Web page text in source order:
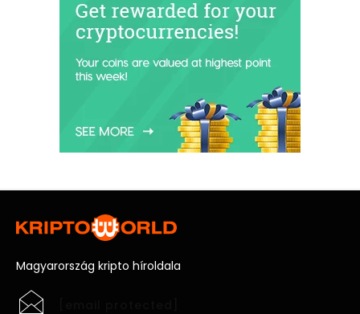
Magyarország kripto híroldala